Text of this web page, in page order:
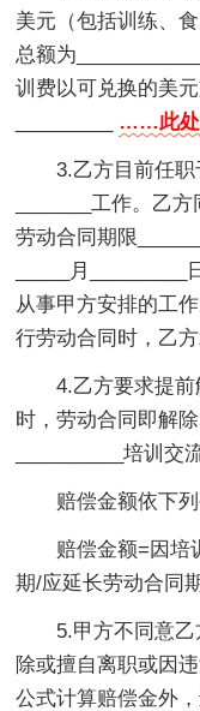
美元（包括训练、
总额为
训费以可兑换的美
……此处
3.乙方目前任
_______工作。乙
劳动合同期限
_____月
从事甲方安排的工
行劳动合同时，乙
4.乙方要求提
时，劳动合同即解
__________培训交
赔偿金额依下
赔偿金额=因培
期/应延长劳动合同
5.甲方不同意
除或擅自离职或因
公式计算赔偿金外